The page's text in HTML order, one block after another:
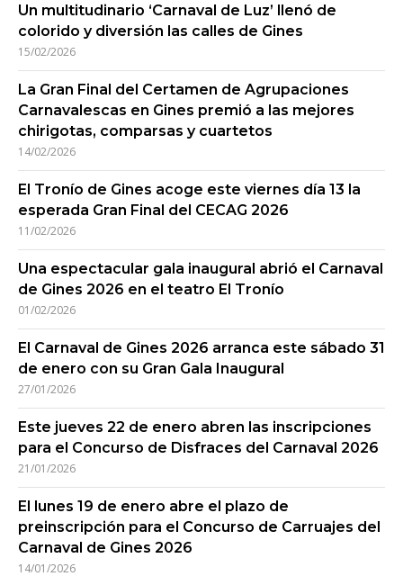
Un multitudinario ‘Carnaval de Luz’ llenó de
colorido y diversión las calles de Gines
15/02/2026
La Gran Final del Certamen de Agrupaciones
Carnavalescas en Gines premió a las mejores
chirigotas, comparsas y cuartetos
14/02/2026
El Tronío de Gines acoge este viernes día 13 la
esperada Gran Final del CECAG 2026
11/02/2026
Una espectacular gala inaugural abrió el Carnaval
de Gines 2026 en el teatro El Tronío
01/02/2026
El Carnaval de Gines 2026 arranca este sábado 31
de enero con su Gran Gala Inaugural
27/01/2026
Este jueves 22 de enero abren las inscripciones
para el Concurso de Disfraces del Carnaval 2026
21/01/2026
El lunes 19 de enero abre el plazo de
preinscripción para el Concurso de Carruajes del
Carnaval de Gines 2026
14/01/2026